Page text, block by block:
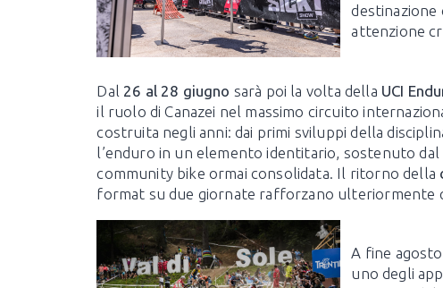
attenzione
Dal 26 al 28 giugno sarà poi la volta della UCI
il ruolo di Canazei nel massimo circuito
costruita negli anni: dai primi sviluppi della
l’enduro in un elemento identitario, sostenuto
community bike ormai consolidata. Il ritorno della
format su due giornate rafforzano ulteriormente
A fine
uno degli